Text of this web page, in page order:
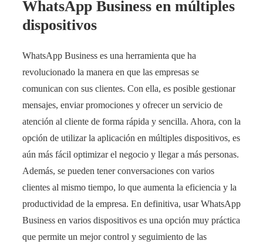
WhatsApp Business en múltiples
dispositivos
WhatsApp Business es una herramienta que ha
revolucionado la manera en que las empresas se
comunican con sus clientes. Con ella, es posible gestionar
mensajes, enviar promociones y ofrecer un servicio de
atención al cliente de forma rápida y sencilla. Ahora, con la
opción de utilizar la aplicación en múltiples dispositivos, es
aún más fácil optimizar el negocio y llegar a más personas.
Además, se pueden tener conversaciones con varios
clientes al mismo tiempo, lo que aumenta la eficiencia y la
productividad de la empresa. En definitiva, usar WhatsApp
Business en varios dispositivos es una opción muy práctica
que permite un mejor control y seguimiento de las